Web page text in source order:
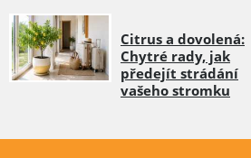
Citrus a dovolená:
Chytré rady, jak
předejít strádání
vašeho stromku